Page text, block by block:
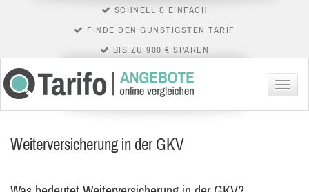
SCHNELL & EINFACH
FINDE DEN GÜNSTIGSTEN TARIF
BIS ZU 900 € SPAREN
Menü
Weiterversicherung in der GKV